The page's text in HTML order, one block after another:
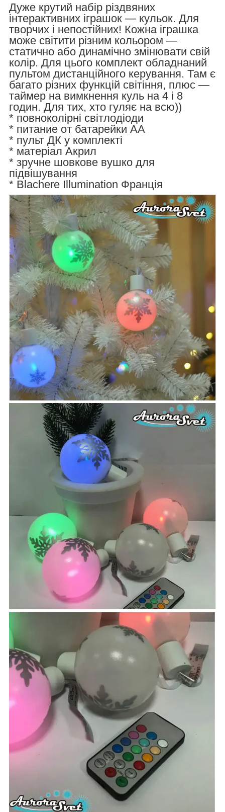
Дуже крутий набір різдвяних
інтерактивних іграшок — кульок. Для
творчих і непостійних! Кожна іграшка
може світити різним кольором —
статично або динамічно змінювати свій
колір. Для цього комплект обладнаний
пультом дистанційного керування. Там є
багато різних функцій світіння, плюс —
таймер на вимкнення куль на 4 і 8
годин. Для тих, хто гуляє на всю))
* повноколірні світлодіоди
* питание от батарейки АА
* пульт ДК у комплекті
* матеріал Акрил
* зручне шовкове вушко для
підвішування
* Blachere Illumination Франція